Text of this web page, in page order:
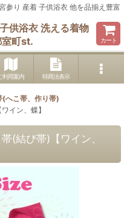
り 産着 子供浴衣 他を品揃え豊富
供浴衣 洗える着物
室町st.
カート
利用案内 特商法表示
(へこ帯、作り帯)
イン、蝶】
(結び帯)【ワイン、